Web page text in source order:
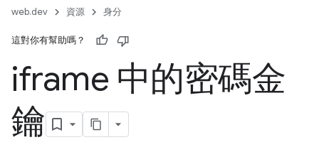
web.dev 資源 身分
這對你有幫助嗎？
iframe 中的密碼金
鑰